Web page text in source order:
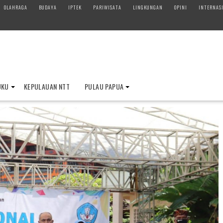
OLAHRAGA BUDAYA IPTEK PARIWISATA LINGKUNGAN OPINI
KEPULAUAN NTT PULAU PAPUA